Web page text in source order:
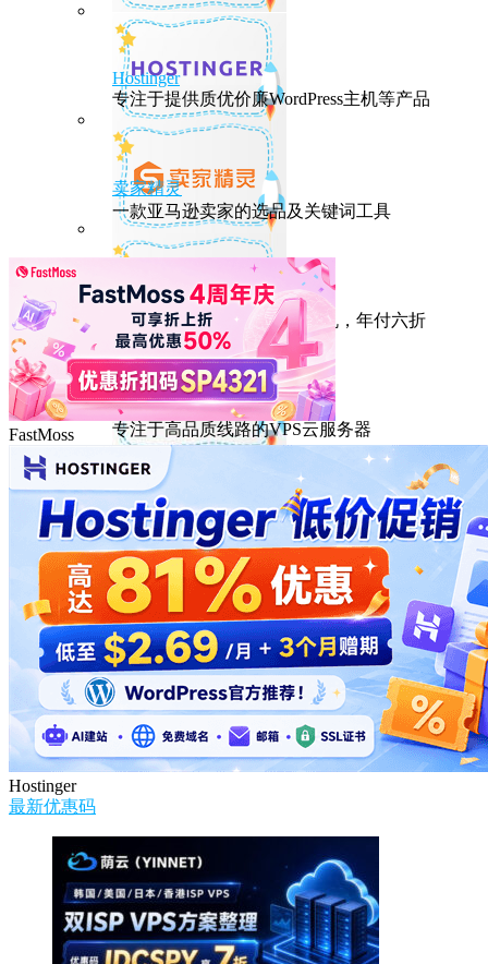
Hostinger
专注于提供质优价廉WordPress主机等产品
卖家精灵
一款亚马逊卖家的选品及关键词工具
HostEase
性能出众的高性价比美国主机，年付六折
DMIT
专注于高品质线路的VPS云服务器
FastMoss
Hostinger
最新优惠码